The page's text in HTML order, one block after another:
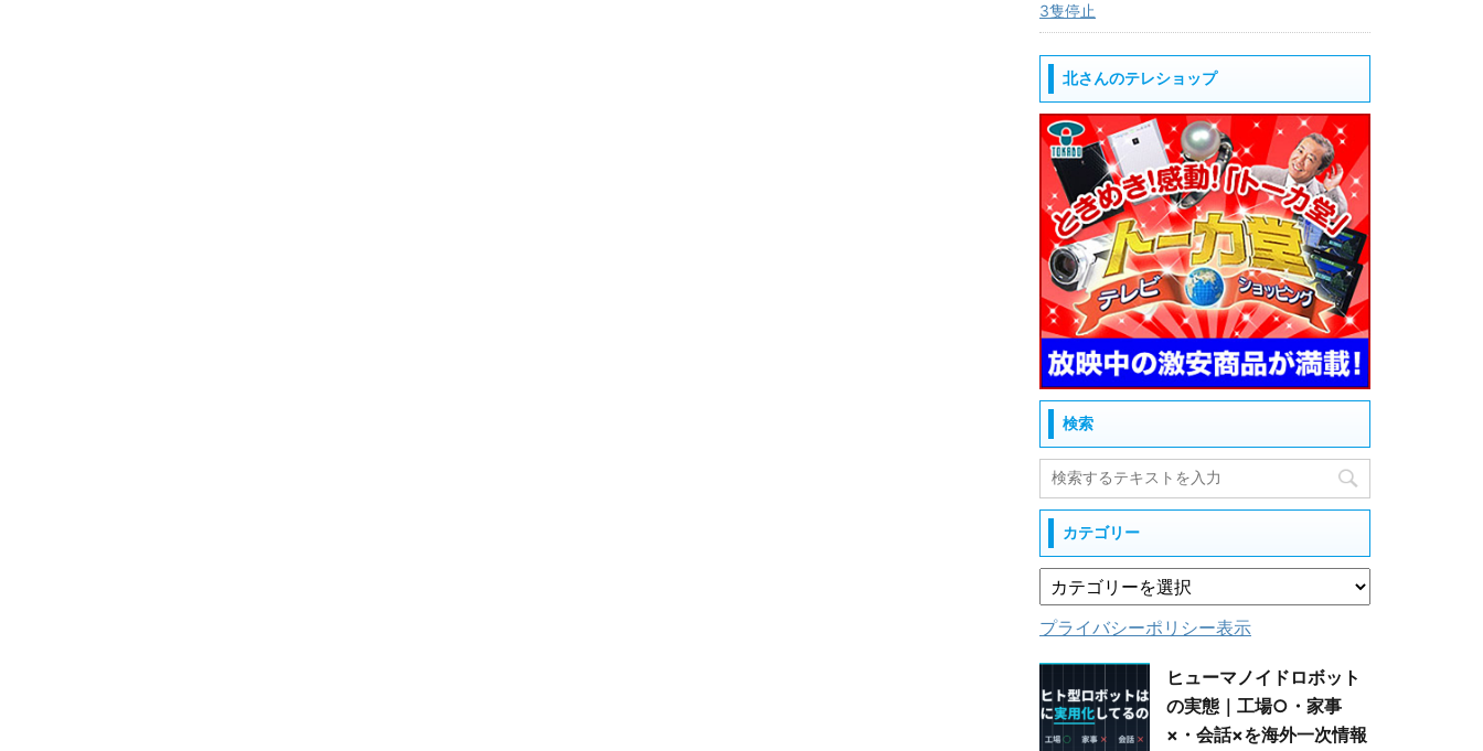
3隻停止
北さんのテレショップ
検索
カテゴリー
プライバシーポリシー表示
ヒューマノイドロボット
の実態｜工場○・家事
×・会話×を海外一次情報